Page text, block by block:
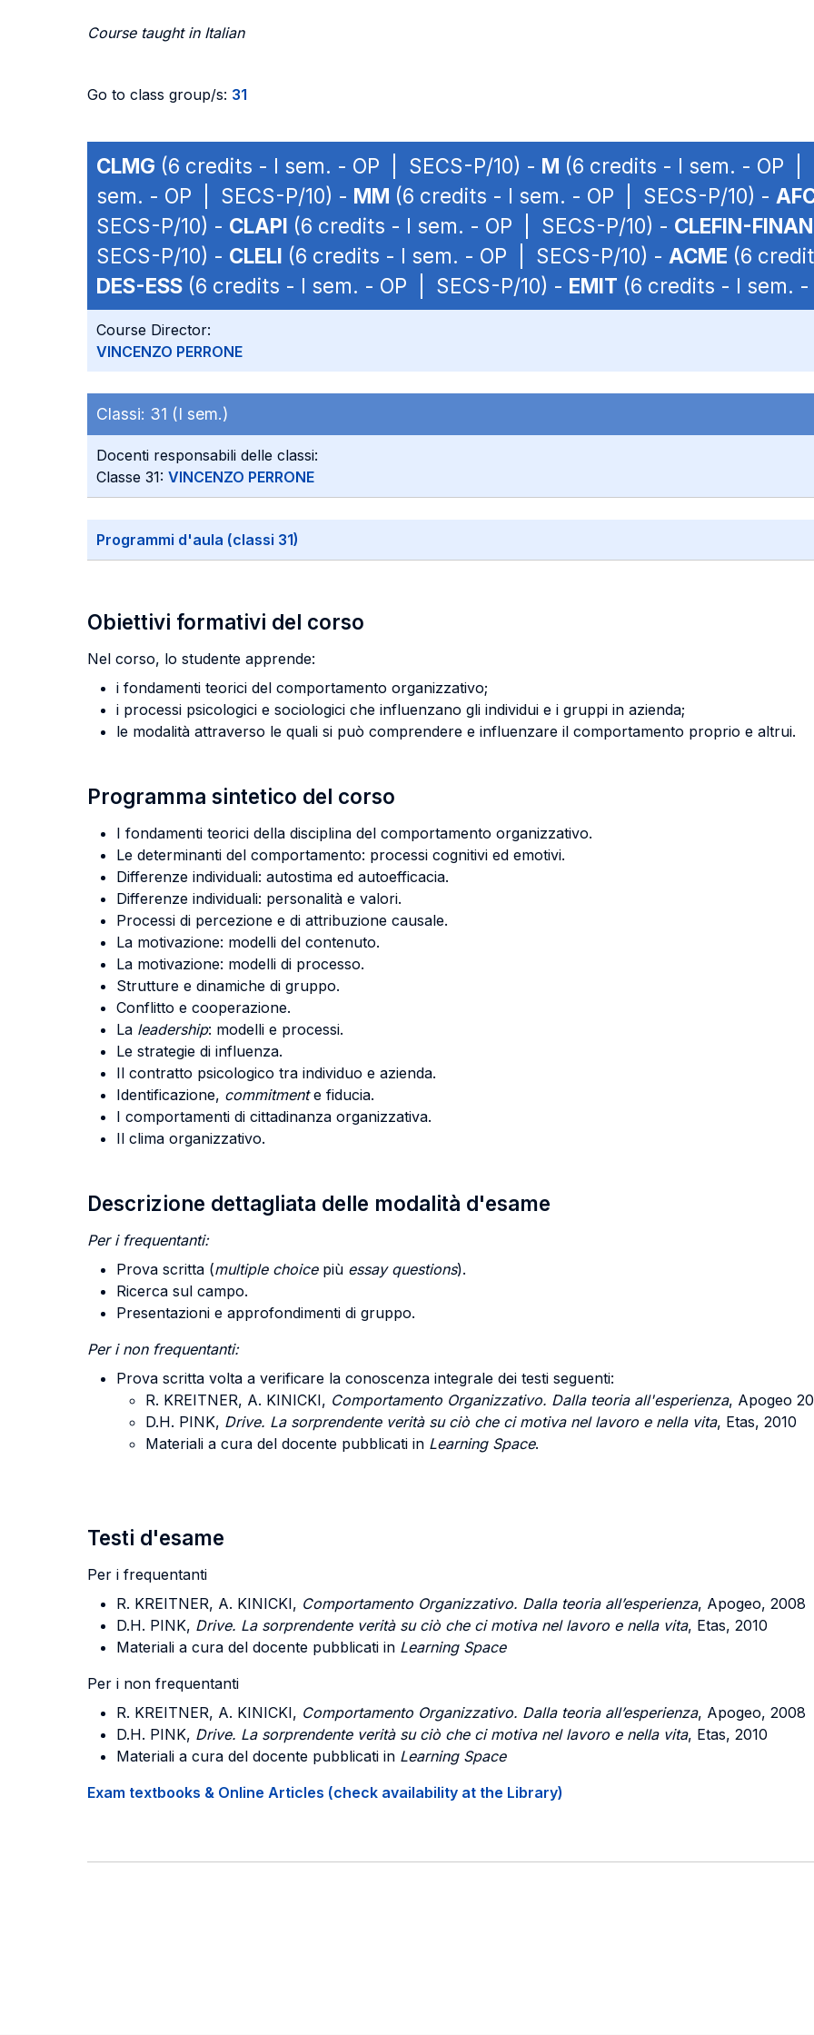
Course taught in Italian
Go to class group/s: 31
CLMG (6 credits - I sem. - OP | SECS-P/10) - M (6 credits - I sem. - OP |
sem. - OP | SECS-P/10) - MM (6 credits - I sem. - OP | SECS-P/10) -
SECS-P/10) - CLAPI (6 credits - I sem. - OP | SECS-P/10) - CLEFIN-
SECS-P/10) - CLELI (6 credits - I sem. - OP | SECS-P/10) - ACME (6
DES-ESS (6 credits - I sem. - OP | SECS-P/10) - EMIT (6 credits - I sem.
Course Director:
VINCENZO PERRONE
Classi: 31 (I sem.)
Docenti responsabili delle classi:
Classe 31: VINCENZO PERRONE
Programmi d'aula (classi 31)
Obiettivi formativi del corso
Nel corso, lo studente apprende:
i fondamenti teorici del comportamento organizzativo;
i processi psicologici e sociologici che influenzano gli individui e i gruppi in azienda;
le modalità attraverso le quali si può comprendere e influenzare il comportamento proprio e altrui.
Programma sintetico del corso
I fondamenti teorici della disciplina del comportamento organizzativo.
Le determinanti del comportamento: processi cognitivi ed emotivi.
Differenze individuali: autostima ed autoefficacia.
Differenze individuali: personalità e valori.
Processi di percezione e di attribuzione causale.
La motivazione: modelli del contenuto.
La motivazione: modelli di processo.
Strutture e dinamiche di gruppo.
Conflitto e cooperazione.
La leadership: modelli e processi.
Le strategie di influenza.
Il contratto psicologico tra individuo e azienda.
Identificazione, commitmente fiducia.
I comportamenti di cittadinanza organizzativa.
Il clima organizzativo.
Descrizione dettagliata delle modalità d'esame
Per i frequentanti:
Prova scritta (multiple choice più essay questions).
Ricerca sul campo.
Presentazioni e approfondimenti di gruppo.
Per i non frequentanti:
Prova scritta volta a verificare la conoscenza integrale dei testi seguenti:
R. KREITNER, A. KINICKI, Comportamento Organizzativo. Dalla teoria all'esperienza, Apogeo
D.H. PINK, Drive. La sorprendente verità su ciò che ci motiva nel lavoro e nella vita, Etas, 2010
Materiali a cura del docente pubblicati in Learning Space.
Testi d'esame
Per i frequentanti
R. KREITNER, A. KINICKI, Comportamento Organizzativo. Dalla teoria all’esperienza, Apogeo, 2008
D.H. PINK, Drive. La sorprendente verità su ciò che ci motiva nel lavoro e nella vita, Etas, 2010
Materiali a cura del docente pubblicati in Learning Space
Per i non frequentanti
R. KREITNER, A. KINICKI, Comportamento Organizzativo. Dalla teoria all’esperienza, Apogeo, 2008
D.H. PINK, Drive. La sorprendente verità su ciò che ci motiva nel lavoro e nella vita, Etas, 2010
Materiali a cura del docente pubblicati in Learning Space
Exam textbooks & Online Articles (check availability at the Library)